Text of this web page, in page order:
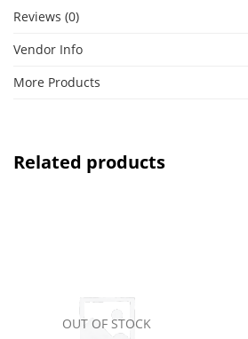
Reviews (0)
Vendor Info
More Products
Related products
OUT OF STOCK